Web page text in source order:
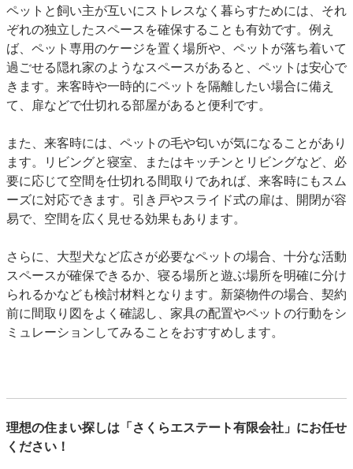
ペットと飼い主が互いにストレスなく暮らすためには、 それ
ぞれの独立したスペースを確保する ことも有効です。例え
ば、ペット専用のケージを置く場所や、ペットが落ち着いて
過ごせる隠れ家のようなスペースがあると、ペットは安心で
きます。来客時や一時的にペットを隔離したい場合に備え
て、扉などで仕切れる部屋があると便利です。
また、来客時には、ペットの毛や匂いが気になることがあり
ます。リビングと寝室、またはキッチンとリビングなど、 必
要に応じて空間を仕切れる間取り であれば、来客時にもスム
ーズに対応できます。引き戸やスライド式の扉は、開閉が容
易で、空間を広く見せる効果もあります。
さらに、大型犬など広さが必要なペットの場合、十分な活動
スペースが確保できるか、寝る場所と遊ぶ場所を明確に分け
られるかなども検討材料となります。新築物件の場合、契約
前に間取り図をよく確認し、家具の配置やペットの行動をシ
ミュレーションしてみることをおすすめします。
理想の住まい探しは「さくらエステート有限会社」にお任せ
ください！